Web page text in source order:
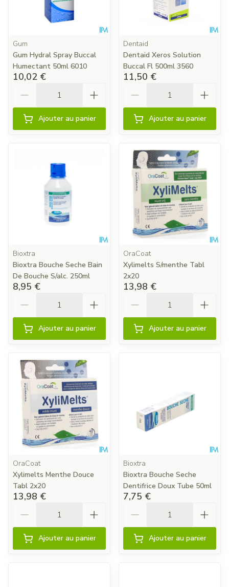
Gum
Gum Hydral Spray Buccal
Humectant 50ml 6010
10,02 €
Ajouter au panier
Dentaid
Dentaid Xeros Solution
Buccal Fl 500ml 3560
11,50 €
Ajouter au panier
Bioxtra
Bioxtra Bouche Seche Bain
De Bouche S/alc. 250ml
8,95 €
Ajouter au panier
OraCoat
Xylimelts S/menthe Tabl
2x20
13,98 €
Ajouter au panier
OraCoat
Xylimelts Menthe Douce
Tabl 2x20
13,98 €
Ajouter au panier
Bioxtra
Bioxtra Bouche Seche
Dentifrice Doux Tube 50ml
7,75 €
Ajouter au panier